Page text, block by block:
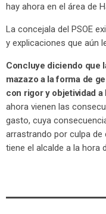
hay ahora en el área de
La concejala del PSOE
y explicaciones que aún
Concluye diciendo que
mazazo a la forma de
con rigor y objetividad a
ahora vienen las
gasto, cuya
arrastrando por culpa de
tiene el alcalde a la hora